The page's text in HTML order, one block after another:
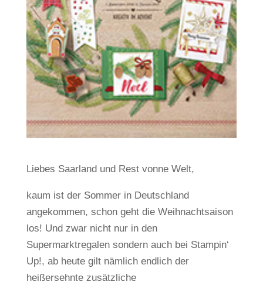
Liebes Saarland und Rest vonne Welt,
kaum ist der Sommer in Deutschland
angekommen, schon geht die Weihnachtsaison
los! Und zwar nicht nur in den
Supermarktregalen sondern auch bei Stampin‘
Up!, ab heute gilt nämlich endlich der
heißersehnte zusätzliche